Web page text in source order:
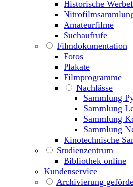
Historische
Amateurfilme
Suchaufrufe
Filmdokumentation
Fotos
Plakate
Filmprogramme
Nachlässe
Sammlung
Sammlung
Sammlung
Sammlung
Kinotechnische
Studienzentrum
Bibliothek online
Kundenservice
Archivierung